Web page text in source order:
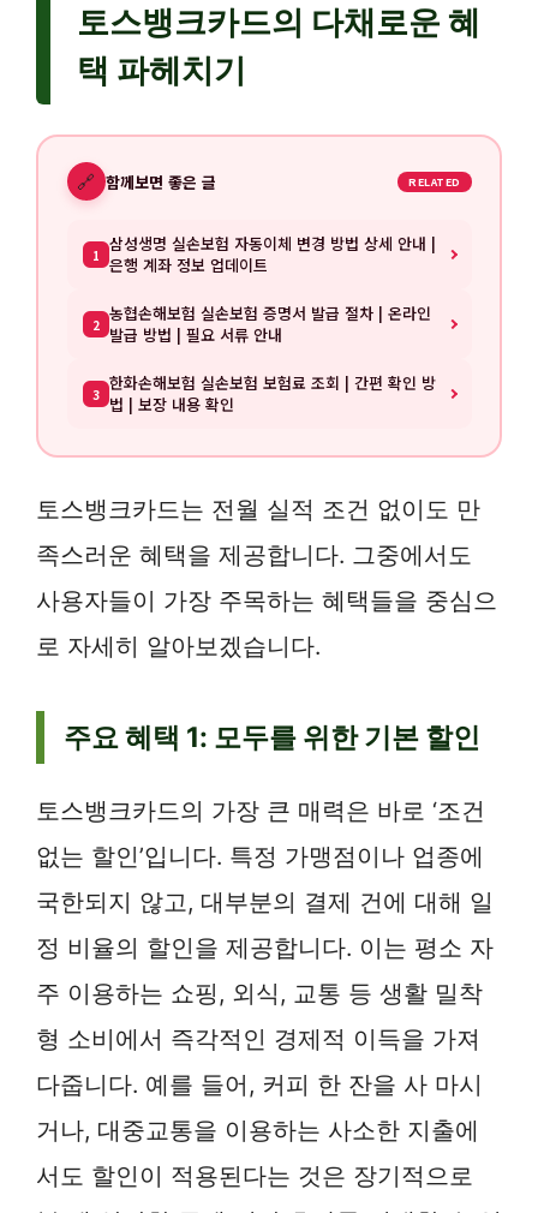
토스뱅크카드의 다채로운 혜
택 파헤치기
🔗 함께보면 좋은 글 RELATED
1 삼성생명 실손보험 자동이체 변경 방법 상세 안내 |
은행 계좌 정보 업데이트
2 농협손해보험 실손보험 증명서 발급 절차 | 온라인
발급 방법 | 필요 서류 안내
3 한화손해보험 실손보험 보험료 조회 | 간편 확인 방
법 | 보장 내용 확인
토스뱅크카드는 전월 실적 조건 없이도 만
족스러운 혜택을 제공합니다. 그중에서도
사용자들이 가장 주목하는 혜택들을 중심으
로 자세히 알아보겠습니다.
주요 혜택 1: 모두를 위한 기본 할인
토스뱅크카드의 가장 큰 매력은 바로 ‘조건
없는 할인’입니다. 특정 가맹점이나 업종에
국한되지 않고, 대부분의 결제 건에 대해 일
정 비율의 할인을 제공합니다. 이는 평소 자
주 이용하는 쇼핑, 외식, 교통 등 생활 밀착
형 소비에서 즉각적인 경제적 이득을 가져
다줍니다. 예를 들어, 커피 한 잔을 사 마시
거나, 대중교통을 이용하는 사소한 지출에
서도 할인이 적용된다는 것은 장기적으로